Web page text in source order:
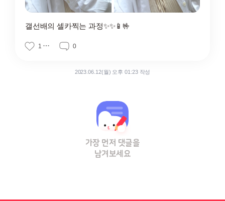
갤선배의 셀카찍는 과정✨️✨️📱🤟
1 0
2023.06.12(월) 오후 01:23 작성
가장 먼저 댓글을
남겨보세요